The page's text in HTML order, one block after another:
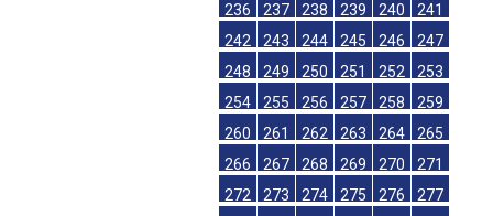
236
237 238 239 240
241
242
243 244 245 246
247
248
249 250 251 252
253
254
255 256 257 258
259
260
261 262 263 264
265
266
267 268 269 270
271
272
273 274 275 276
277